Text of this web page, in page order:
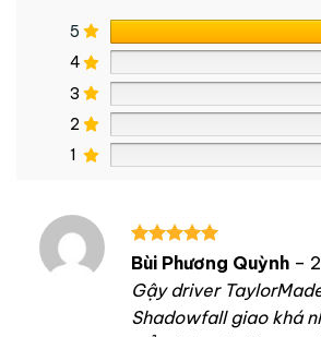
5
4
3
2
1
Được xếp
5
sao
Bùi Phương Quỳnh –
Gậy driver
Shadowfall giao khá